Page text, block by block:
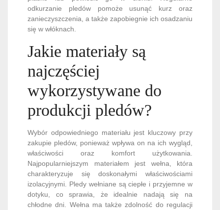
odkurzanie pledów pomoże usunąć kurz oraz
zanieczyszczenia, a także zapobiegnie ich osadzaniu
się w włóknach.
Jakie materiały są
najczęściej
wykorzystywane do
produkcji pledów?
Wybór odpowiedniego materiału jest kluczowy przy
zakupie pledów, ponieważ wpływa on na ich wygląd,
właściwości oraz komfort użytkowania.
Najpopularniejszym materiałem jest wełna, która
charakteryzuje się doskonałymi właściwościami
izolacyjnymi. Pledy wełniane są ciepłe i przyjemne w
dotyku, co sprawia, że idealnie nadają się na
chłodne dni. Wełna ma także zdolność do regulacji